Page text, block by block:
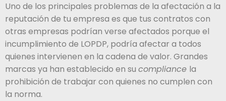
Uno de los principales problemas de la afectación a la
reputación de tu empresa es que tus contratos con
otras empresas podrían verse afectados porque el
incumplimiento de LOPDP, podría afectar a todos
quienes intervienen en la cadena de valor. Grandes
marcas ya han establecido en su compliance la
prohibición de trabajar con quienes no cumplen con
la norma.